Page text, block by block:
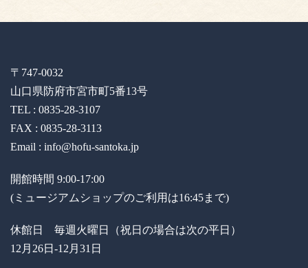
〒747-0032
山口県防府市宮市町5番13号
TEL : 0835-28-3107
FAX : 0835-28-3113
Email : info@hofu-santoka.jp
開館時間 9:00-17:00
(ミュージアムショップのご利用は16:45まで)
休館日 毎週火曜日（祝日の場合は次の平日）
12月26日-12月31日